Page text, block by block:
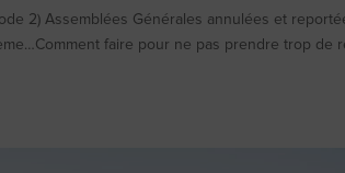
2) Assemblées Générales annulées et
faire pour ne pas prendre trop de